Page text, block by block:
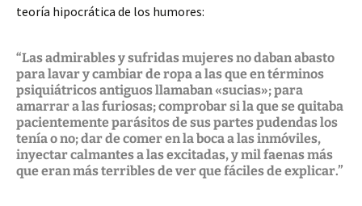
teoría hipocrática de los humores:
“Las admirables y sufridas mujeres no daban abasto
para lavar y cambiar de ropa a las que en términos
psiquiátricos antiguos llamaban «sucias»; para
amarrar a las furiosas; comprobar si la que se quitaba
pacientemente parásitos de sus partes pudendas los
tenía o no; dar de comer en la boca a las inmóviles,
inyectar calmantes a las excitadas, y mil faenas más
que eran más terribles de ver que fáciles de explicar.”